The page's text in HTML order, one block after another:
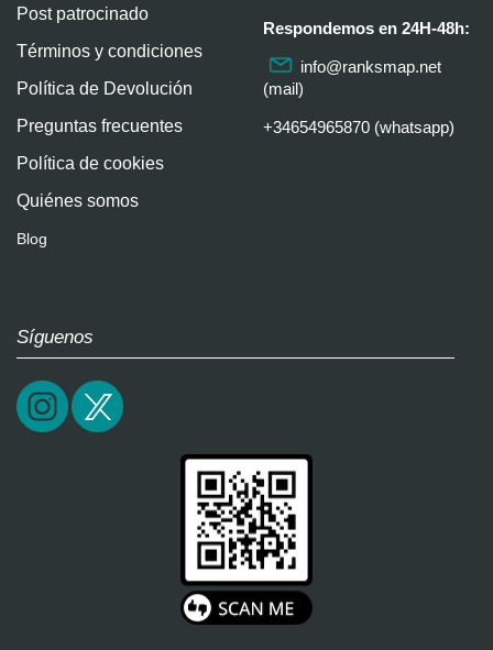
Post patrocinado
Términos y condiciones
Política de Devolución
Preguntas frecuentes
Política de cookies
Quiénes somos
Blog
Respondemos en 24H-48h:
info@ranksmap.net
(mail)
+34654965870 (whatsapp)
Síguenos